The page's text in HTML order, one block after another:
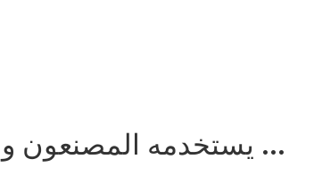
يستخدمه المصنعون والمتاجر عبر الإنترنت وأخصائيو البصريات ...